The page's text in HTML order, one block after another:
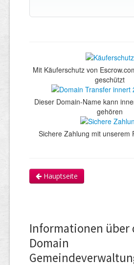
Mit Käuferschutz von
geschützt
Dieser Domain-Name kann
gehören
Sichere Zahlung mit unserem
Hauptseite
Informationen über
Domain